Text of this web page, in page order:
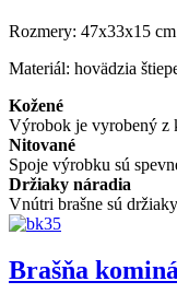
Rozmery: 47x33x15 cm
Materiál: hovädzia
Kožené
Výrobok je vyrobený z
Nitované
Spoje výrobku sú
Držiaky náradia
Vnútri brašne sú
Brašňa